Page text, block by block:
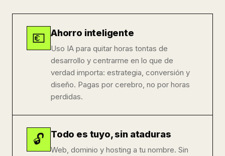
💶 Ahorro inteligente
Uso IA para quitar horas tontas de
desarrollo y centrarme en lo que de
verdad importa: estrategia, conversión y
diseño. Pagas por cerebro, no por horas
perdidas.
🔓 Todo es tuyo, sin ataduras
Web, dominio y hosting a tu nombre. Sin